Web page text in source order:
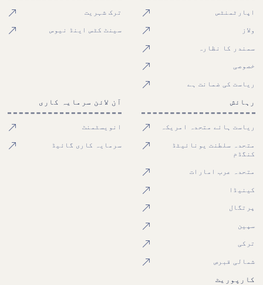
اپارٹمنٹس
ولاز
سمندر کا نظارہ
خصوصی
ریاست کی ضمانت ہے
ترک شہریت
سینٹ کٹس اینڈ نیوس
رہائش
ریاست ہائے متحدہ امریکہ
متحدہ سلطنت یونائیٹڈ
کنگڈم
متحدہ عرب امارات
کینیڈا
پرتگال
سپین
ترکی
شمالی قبرص
آن لائن سرمایہ کاری
انویسٹمنٹ
سرمایہ کاری گائیڈ
کارپوریٹ